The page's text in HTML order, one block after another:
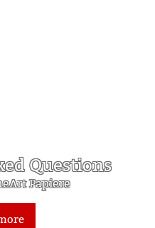
Questions
Papiere